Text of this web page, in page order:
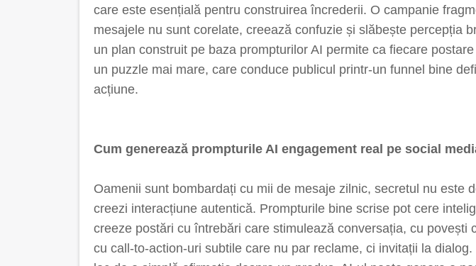
care este esențială pentru construirea încrederii. O campanie
mesajele nu sunt corelate, creează confuzie și slăbește percepția
un plan construit pe baza prompturilor AI permite ca fiecare
un puzzle mai mare, care conduce publicul printr-un funnel bine
acțiune.
Cum generează prompturile AI engagement real pe social
Oamenii sunt bombardați cu mii de mesaje zilnic, secretul nu este
creezi interacțiune autentică. Prompturile bine scrise pot cere
creeze postări cu întrebări care stimulează conversația, cu povești
cu call-to-action-uri subtile care nu par reclame, ci invitații la